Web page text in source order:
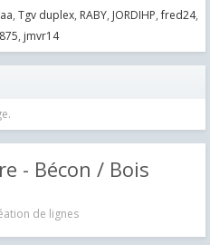
Tgv duplex RABY JORDIHP fred24
jmvr14
- Bécon / Bois
de lignes